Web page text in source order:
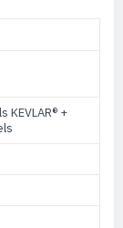
KEVLAR® +